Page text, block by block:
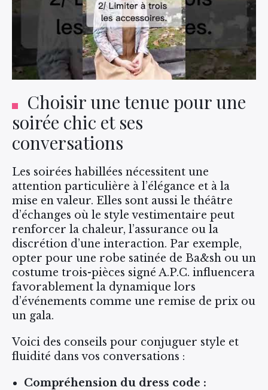
Choisir une tenue pour une
soirée chic et ses
conversations
Les soirées habillées nécessitent une
attention particulière à l’élégance et à la
mise en valeur. Elles sont aussi le théâtre
d’échanges où le style vestimentaire peut
renforcer la chaleur, l’assurance ou la
discrétion d’une interaction. Par exemple,
opter pour une robe satinée de Ba&sh ou un
costume trois-pièces signé A.P.C. influencera
favorablement la dynamique lors
d’événements comme une remise de prix ou
un gala.
Voici des conseils pour conjuguer style et
fluidité dans vos conversations :
Compréhension du dress code :